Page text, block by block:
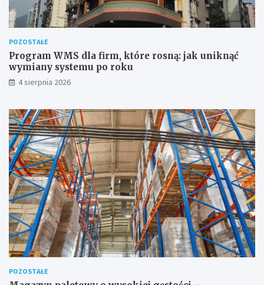
POZOSTAŁE
Program WMS dla firm, które rosną: jak uniknąć
wymiany systemu po roku
4 sierpnia 2026
POZOSTAŁE